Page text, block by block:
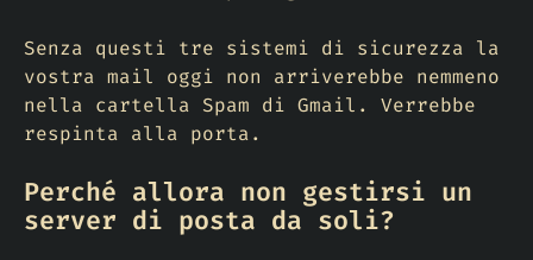
Senza questi tre sistemi di sicurezza la
vostra mail oggi non arriverebbe nemmeno
nella cartella Spam di Gmail. Verrebbe
respinta alla porta.
Perché allora non gestirsi un
server di posta da soli?